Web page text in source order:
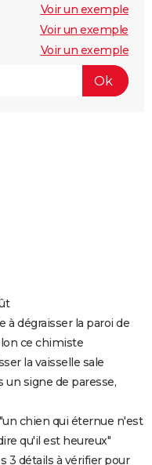
Voir un exemple
Voir un exemple
Voir un exemple
à dégraisser la paroi de
ce chimiste
la vaisselle sale
un signe de paresse,
chien qui éternue n'est
qu'il est heureux"
3 détails à vérifier pour